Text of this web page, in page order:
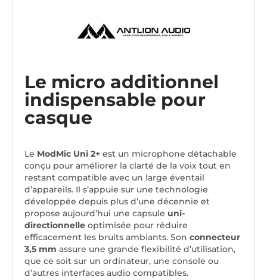
Le micro additionnel
indispensable pour
casque
Le ModMic Uni 2+ est un microphone détachable
conçu pour améliorer la clarté de la voix tout en
restant compatible avec un large éventail
d’appareils. Il s’appuie sur une technologie
développée depuis plus d’une décennie et
propose aujourd’hui une capsule uni-
directionnelle optimisée pour réduire
efficacement les bruits ambiants. Son connecteur
3,5 mm assure une grande flexibilité d’utilisation,
que ce soit sur un ordinateur, une console ou
d’autres interfaces audio compatibles.